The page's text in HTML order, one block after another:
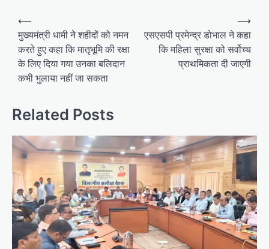
Post
navigation
⟵
मुख्यमंत्री धामी ने शहीदों को नमन
करते हुए कहा कि मातृभूमि की रक्षा
के लिए दिया गया उनका बलिदान
कभी भुलाया नहीं जा सकता
एसएसपी प्रमेन्द्र डोभाल ने कहा
कि महिला सुरक्षा को सर्वोच्च
प्राथमिकता दी जाएगी
⟶
Related Posts